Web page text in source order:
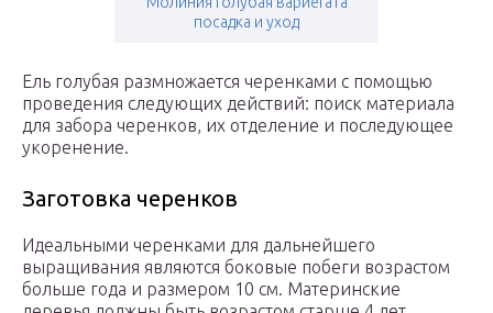
посадка и уход
Ель голубая размножается черенками с помощью
проведения следующих действий: поиск материала
для забора черенков, их отделение и последующее
укоренение.
Заготовка черенков
Идеальными черенками для дальнейшего
выращивания являются боковые побеги возрастом
больше года и размером 10 см. Материнские